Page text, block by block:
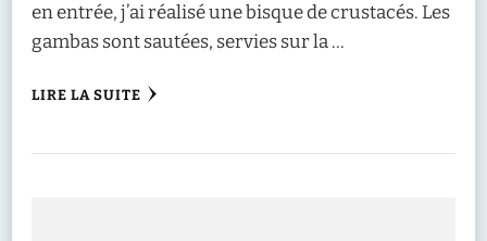
en entrée, j’ai réalisé une bisque de crustacés. Les
gambas sont sautées, servies sur la …
LIRE LA SUITE